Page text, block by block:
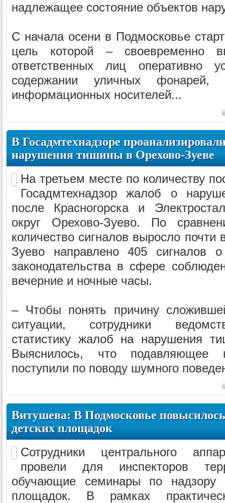
надлежащее состояние объектов
С начала осени в Подмосковье
цель которой – своевременно
ответственных лиц оперативно
содержании уличных
информационных носителей...
В Госадмтехнадзоре
нарушения тишины в Орехово-Зуеве
На третьем месте по количеству
Госадмтехнадзор жалоб о
после Красногорска и
округ Орехово-Зуево. По
количество сигналов выросло
Зуево направлено 405 сигналов
законодательства в сфере
вечерние и ночные часы.
– Чтобы понять причину
ситуации, сотрудники
статистику жалоб на нарушения
Выяснилось, что подавляющее
поступили по поводу шумного
Витушева: В Подмосковье
детских площадок
Сотрудники центрального
провели для инспекторов
обучающие семинары по надзору
площадок. В рамках